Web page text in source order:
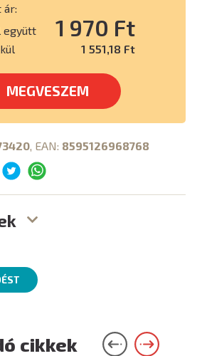
ár:
együtt
1 970 Ft
1 551,18 Ft
MEGVESZEM
, EAN: 8595126968768
cikkek